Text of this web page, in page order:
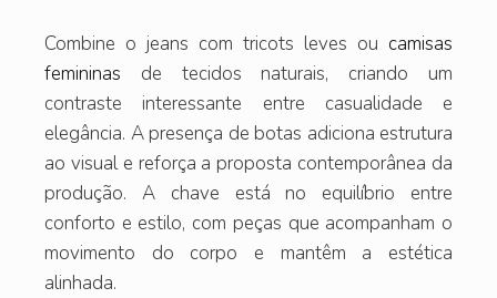
Combine o jeans com tricots leves ou camisas
femininas de tecidos naturais, criando um
contraste interessante entre casualidade e
elegância. A presença de botas adiciona estrutura
ao visual e reforça a proposta contemporânea da
produção. A chave está no equilíbrio entre
conforto e estilo, com peças que acompanham o
movimento do corpo e mantêm a estética
alinhada.